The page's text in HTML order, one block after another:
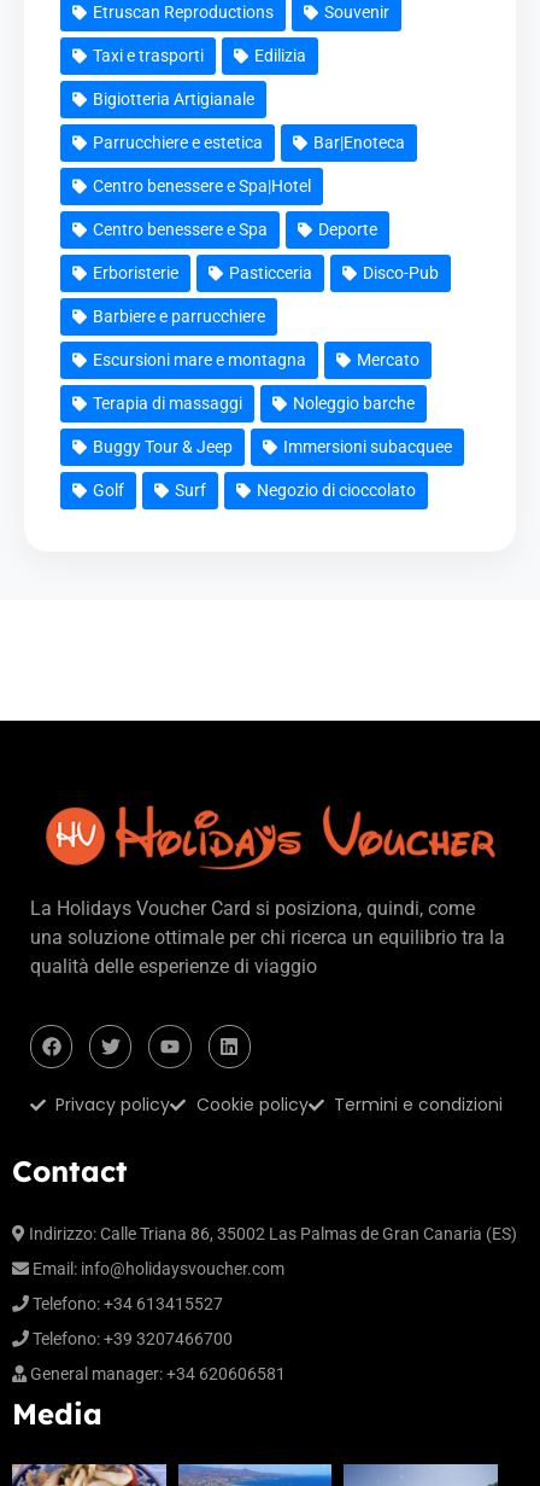
Etruscan Reproductions Souvenir
Taxi e trasporti Edilizia
Bigiotteria Artigianale
Parrucchiere e estetica Bar|Enoteca
Centro benessere e Spa|Hotel
Centro benessere e Spa Deporte
Erboristerie Pasticceria Disco-Pub
Barbiere e parrucchiere
Escursioni mare e montagna Mercato
Terapia di massaggi Noleggio barche
Buggy Tour & Jeep Immersioni subacquee
Golf Surf Negozio di cioccolato
La Holidays Voucher Card si posiziona, quindi, come
una soluzione ottimale per chi ricerca un equilibrio tra la
qualità delle esperienze di viaggio
Privacy policy Cookie policy Termini e condizioni
Contact
Indirizzo: Calle Triana 86, 35002 Las Palmas de Gran Canaria (ES)
Email: info@holidaysvoucher.com
Telefono: +34 613415527
Telefono: +39 3207466700
General manager: +34 620606581
Media